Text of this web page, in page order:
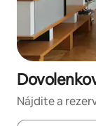
Nájdite a